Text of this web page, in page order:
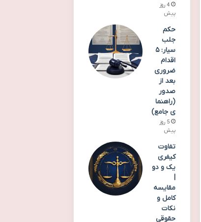
4 روز
پیش
حکم
جلب
سیار: ۵
اقدام
ضروری
بعد از
صدور
(راهنما
ی جامع)
5 روز
پیش
تفاوت
کیفری
یک و دو
|
مقایسه
کامل و
نکات
حقوقی